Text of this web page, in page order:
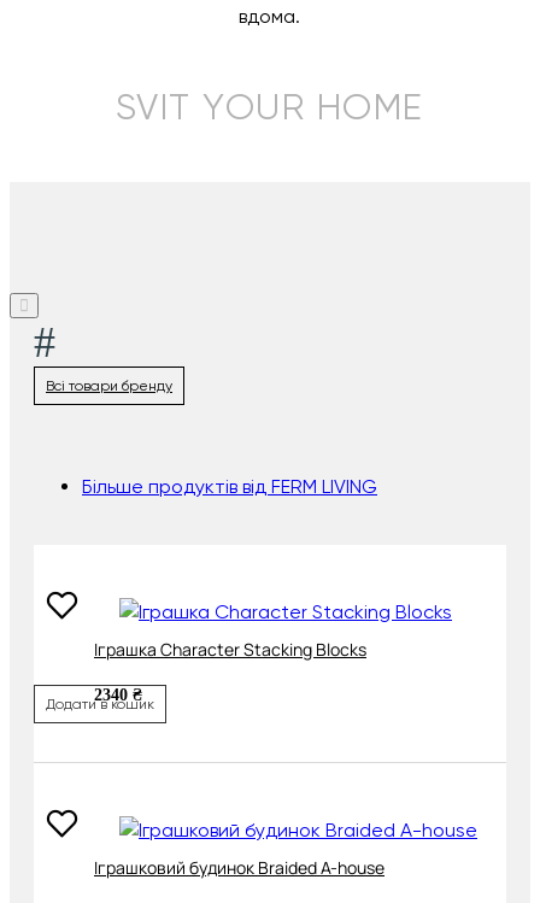
вдома.
SVIT YOUR HOME
#
Всі товари бренду
Більше продуктів від FERM LIVING
Іграшка Character Stacking Blocks
2340 ₴
Додати в кошик
Іграшковий будинок Braided A-house